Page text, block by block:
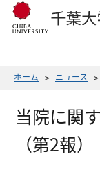
ホーム ニュース
当院に関
（第2報）